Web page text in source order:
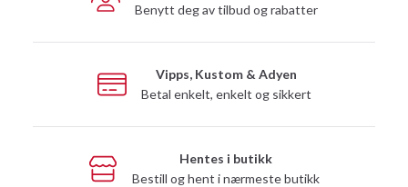
Benytt deg av tilbud og rabatter
Vipps, Kustom & Adyen
Betal enkelt, enkelt og sikkert
Hentes i butikk
Bestill og hent i nærmeste butikk